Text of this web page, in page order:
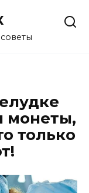
только